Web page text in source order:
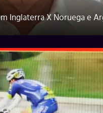
Inglaterra X Noruega e